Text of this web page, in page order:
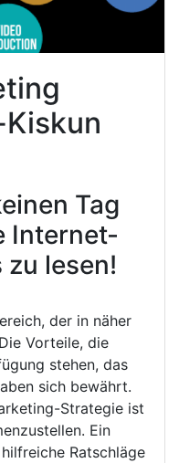
Tag
Internet-
lesen!
der in näher
Vorteile, die
stehen, das
sich bewährt.
Strategie ist
Ein
Ratschläge